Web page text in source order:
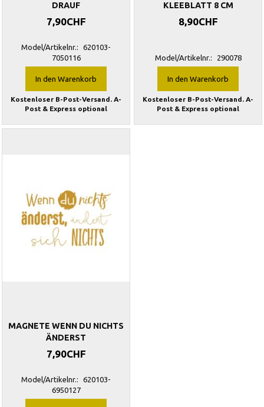
DRAUF
7,90CHF
Model/Artikelnr.:
620103-
7050116
In den Warenkorb
Kostenloser B-Post-Versand. A-
Post & Express optional
KLEEBLATT 8 CM
8,90CHF
Model/Artikelnr.: 290078
In den Warenkorb
Kostenloser B-Post-Versand. A-
Post & Express optional
MAGNETE WENN DU NICHTS
ÄNDERST
7,90CHF
Model/Artikelnr.:
620103-
6950127